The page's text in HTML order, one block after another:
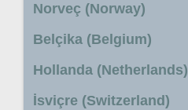
Norveç (Norway)
Belçika (Belgium)
Hollanda (Netherlands)
İsviçre (Switzerland)